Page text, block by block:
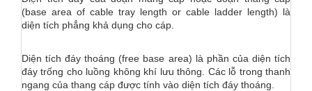
(base area of cable tray length or cable ladder length) là
diện tích phẳng khả dụng cho cáp.
Diện tích đáy thoáng (free base area) là phần của diện tích
đáy trống cho luồng không khí lưu thông. Các lỗ trong thanh
ngang của thang cáp được tính vào diện tích đáy thoáng.